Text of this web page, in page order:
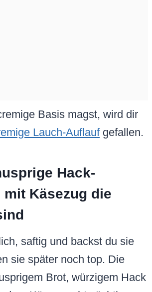
Basis magst, wird dir
Lauch-Auflaufgefallen.
Hack-
mit Käsezug die
saftig und backst du sie
sie später noch top. Die
Brot, würzigem Hack